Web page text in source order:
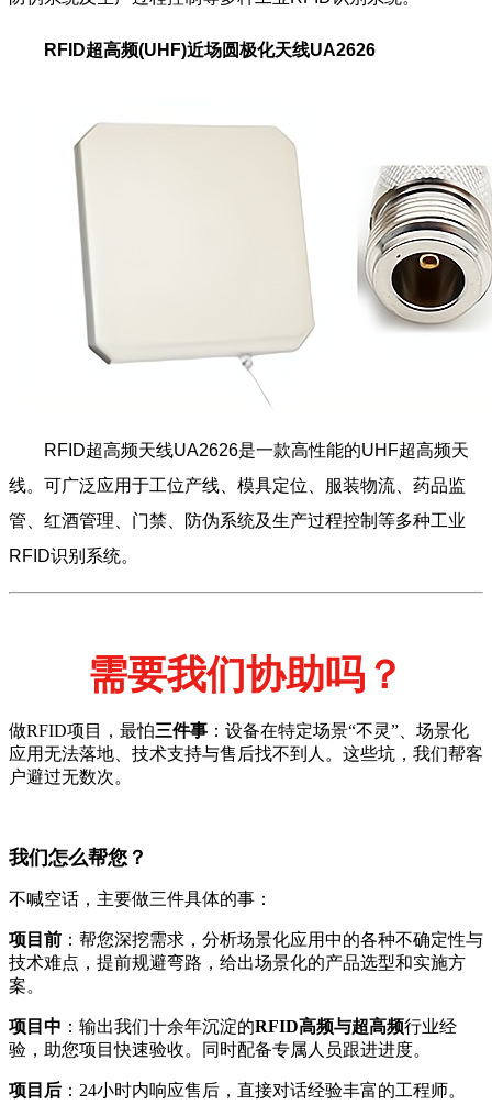
RFID超高频(UHF)近场圆极化天线UA2626
RFID超高频天线UA2626是一款高性能的UHF超高频天
线。可广泛应用于工位产线、模具定位、服装物流、药品监
管、红酒管理、门禁、防伪系统及生产过程控制等多种工业
RFID识别系统。
需要我们协助吗？
做RFID项目，最怕三件事 ：设备在特定场景“不灵”、场景化
应用无法落地、技术支持与售后找不到人。这些坑，我们帮客
户避过无数次。
我们怎么帮您？
不喊空话，主要做三件具体的事：
项目前 ：帮您深挖需求，分析场景化应用中的各种不确定性与
技术难点，提前规避弯路，给出场景化的产品选型和实施方
案。
项目中 ：输出我们十余年沉淀的RFID高频与超高频行业经
验，助您项目快速验收。同时配备专属人员跟进进度。
项目后 ：24小时内响应售后，直接对话经验丰富的工程师。